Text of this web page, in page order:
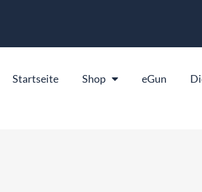
Startseite Shop eGun